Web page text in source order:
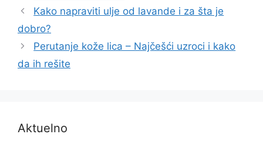
Kako napraviti ulje od lavande i za šta je
dobro?
Perutanje kože lica – Najčešći uzroci i kako
da ih rešite
Aktuelno